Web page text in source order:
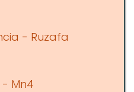
- Ruzafa
- Mn4